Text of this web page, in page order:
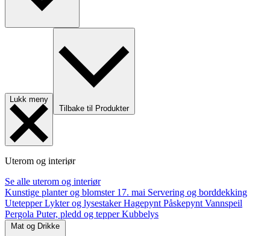
Lukk meny
Tilbake til Produkter
Uterom og interiør
Se alle uterom og interiør
Kunstige planter og blomster 17. mai Servering og borddekking
UtetepperLykter og lysestakerHagepynt Påskepynt Vannspeil
Pergola Puter, pledd og tepperKubbelys